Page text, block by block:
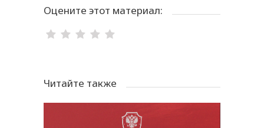
Оцените этот материал:
Читайте также